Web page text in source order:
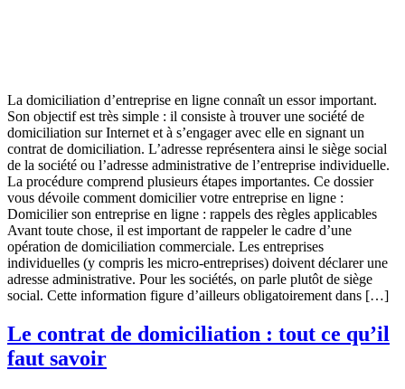
La domiciliation d’entreprise en ligne connaît un essor important.
Son objectif est très simple : il consiste à trouver une société de
domiciliation sur Internet et à s’engager avec elle en signant un
contrat de domiciliation. L’adresse représentera ainsi le siège social
de la société ou l’adresse administrative de l’entreprise individuelle.
La procédure comprend plusieurs étapes importantes. Ce dossier
vous dévoile comment domicilier votre entreprise en ligne :
Domicilier son entreprise en ligne : rappels des règles applicables
Avant toute chose, il est important de rappeler le cadre d’une
opération de domiciliation commerciale. Les entreprises
individuelles (y compris les micro-entreprises) doivent déclarer une
adresse administrative. Pour les sociétés, on parle plutôt de siège
social. Cette information figure d’ailleurs obligatoirement dans […]
Le contrat de domiciliation : tout ce qu’il
faut savoir